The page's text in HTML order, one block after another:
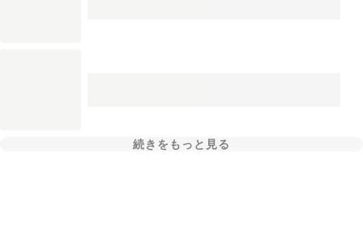
続きをもっと見る